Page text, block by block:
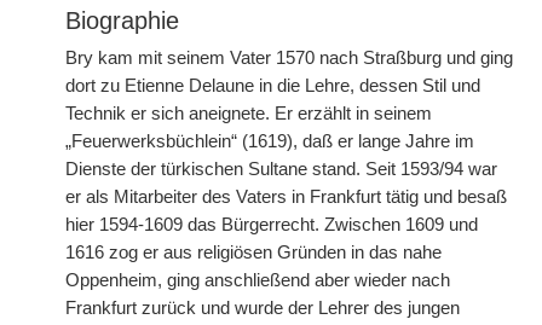
Biographie
Bry kam mit seinem Vater 1570 nach Straßburg und ging
dort zu Etienne Delaune in die Lehre, dessen Stil und
Technik er sich aneignete. Er erzählt in seinem
„Feuerwerksbüchlein“ (1619), daß er lange Jahre im
Dienste der türkischen Sultane stand. Seit 1593/94 war
er als Mitarbeiter des Vaters in Frankfurt tätig und besaß
hier 1594-1609 das Bürgerrecht. Zwischen 1609 und
1616 zog er aus religiösen Gründen in das nahe
Oppenheim, ging anschließend aber wieder nach
Frankfurt zurück und wurde der Lehrer des jungen